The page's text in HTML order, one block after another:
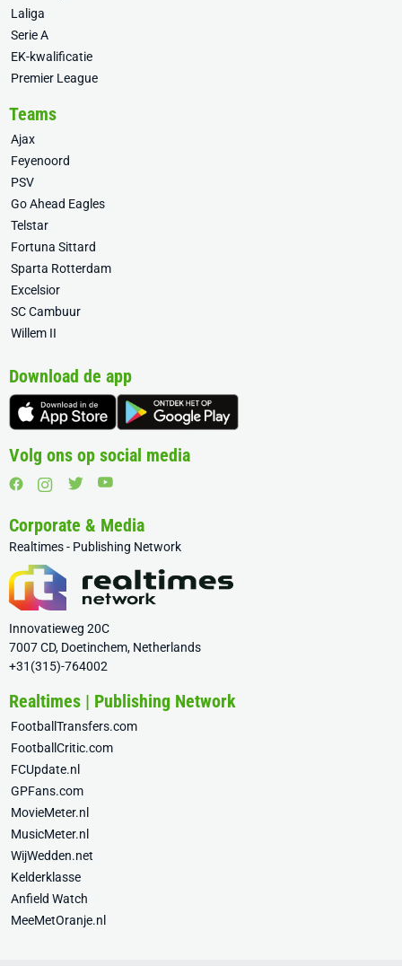
Laliga
Serie A
EK-kwalificatie
Premier League
Teams
Ajax
Feyenoord
PSV
Go Ahead Eagles
Telstar
Fortuna Sittard
Sparta Rotterdam
Excelsior
SC Cambuur
Willem II
Download de app
Volg ons op social media
Corporate & Media
Realtimes - Publishing Network
Innovatieweg 20C
7007 CD, Doetinchem, Netherlands
+31(315)-764002
Realtimes | Publishing Network
FootballTransfers.com
FootballCritic.com
FCUpdate.nl
GPFans.com
MovieMeter.nl
MusicMeter.nl
WijWedden.net
Kelderklasse
Anfield Watch
MeeMetOranje.nl